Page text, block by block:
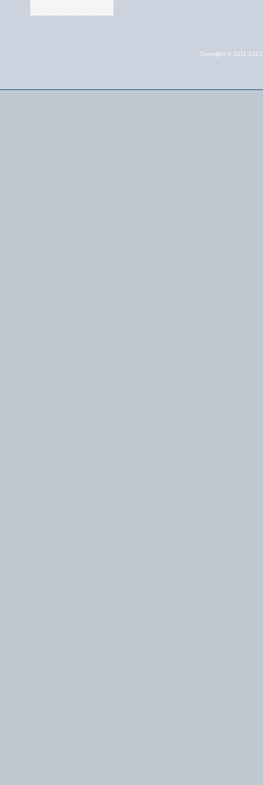
Copyright © 2011-